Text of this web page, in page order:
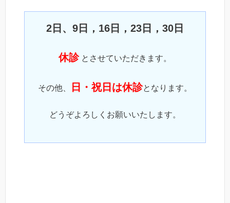
2日、9日，16日，23日，30日
休診とさせていただきます。
その他、 日・祝日は休診となります。
どうぞよろしくお願いいたします。